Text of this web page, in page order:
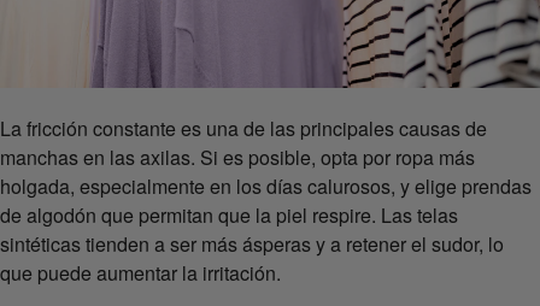
La fricción constante es una de las principales causas de
manchas en las axilas. Si es posible, opta por ropa más
holgada, especialmente en los días calurosos, y elige prendas
de algodón que permitan que la piel respire. Las telas
sintéticas tienden a ser más ásperas y a retener el sudor, lo
que puede aumentar la irritación.